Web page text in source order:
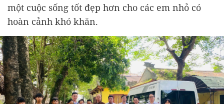
một cuộc sống tốt đẹp hơn cho các em nhỏ có
hoàn cảnh khó khăn.